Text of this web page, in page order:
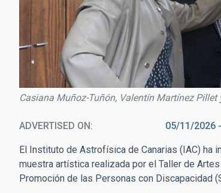
Casiana Muñoz-Tuñón, Valentín Martínez Pillet
ADVERTISED ON 05/11/2026
El Instituto de Astrofísica de Canarias (IAC) ha
muestra artística realizada por el Taller de
Promoción de las Personas con Discapacidad